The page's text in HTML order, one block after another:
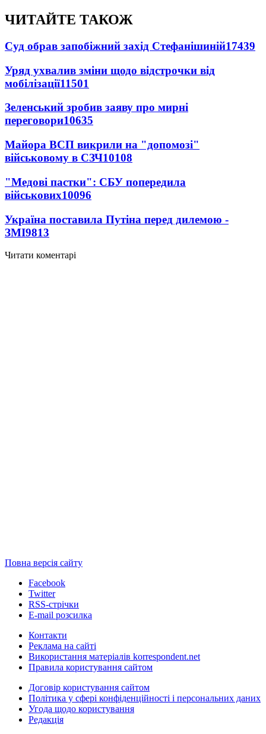
ЧИТАЙТЕ ТАКОЖ
Суд обрав запобіжний захід Стефанішиній17439
Уряд ухвалив зміни щодо відстрочки від
мобілізації11501
Зеленський зробив заяву про мирні
переговори10635
Майора ВСП викрили на "допомозі"
військовому в СЗЧ10108
"Медові пастки": СБУ попередила
військових10096
Україна поставила Путіна перед дилемою -
ЗМІ9813
Читати коментарі
Повна версія сайту
Facebook
Twitter
RSS-стрічки
E-mail розсилка
Контакти
Реклама на сайті
Використання матеріалів korrespondent.net
Правила користування сайтом
Договір користування сайтом
Політика у сфері конфіденційності і персональних даних
Угода щодо користування
Редакція